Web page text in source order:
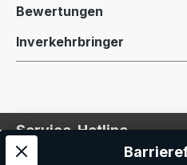
Bewertungen
Inverkehrbringer
Service-Hotline